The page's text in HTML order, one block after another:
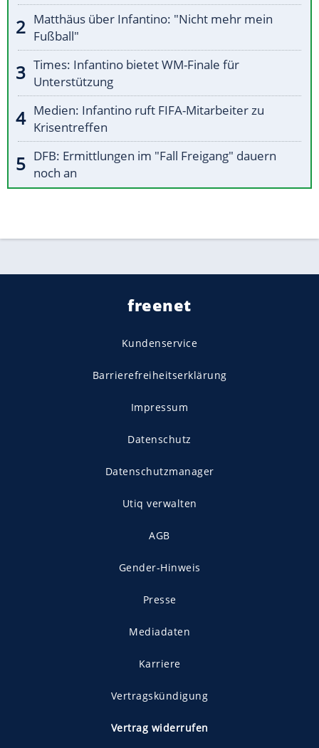
Matthäus über Infantino: "Nicht mehr mein
Fußball"
Times: Infantino bietet WM-Finale für
Unterstützung
Medien: Infantino ruft FIFA-Mitarbeiter zu
Krisentreffen
DFB: Ermittlungen im "Fall Freigang" dauern
noch an
freenet
Kundenservice
Barrierefreiheitserklärung
Impressum
Datenschutz
Datenschutzmanager
Utiq verwalten
AGB
Gender-Hinweis
Presse
Mediadaten
Karriere
Vertragskündigung
Vertrag widerrufen